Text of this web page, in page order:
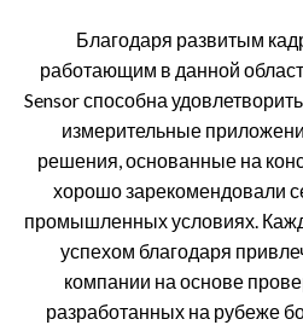
Благодаря развитым
работающим в данной
Sensor способна
измерительные
решения, основанные на
хорошо зарекомендовали
промышленных условиях.
успехом благодаря
компании на основе
разработанных на рубеже